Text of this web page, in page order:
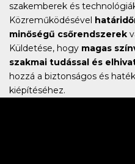
szakemberek és
Közreműködésével
minőségű csőrendszerek
Küldetése, hogy magas
szakmai tudással és
hozzá a biztonságos és
kiépítéséhez.